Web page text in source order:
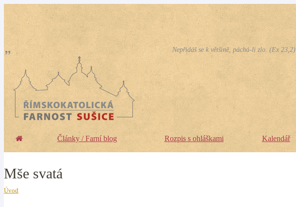
Nepřidáš se k většině, páchá-li zlo. (Ex 23,2)
Články / Farní blog Rozpis s ohláškami Kalendář
Mše svatá
Úvod